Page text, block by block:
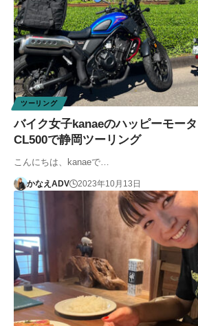
ツーリング
バイク女子kanaeのハッピーモー
CL500で静岡ツーリング
こんにちは、kanaeで…
かなえADV 2023年10月13日